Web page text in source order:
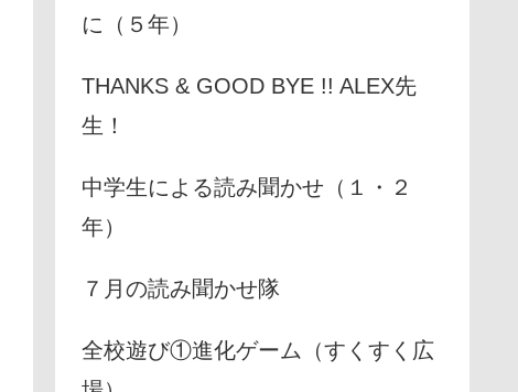
に（５年）
THANKS & GOOD BYE !! ALEX先
生！
中学生による読み聞かせ（１・２
年）
７月の読み聞かせ隊
全校遊び①進化ゲーム（すくすく広